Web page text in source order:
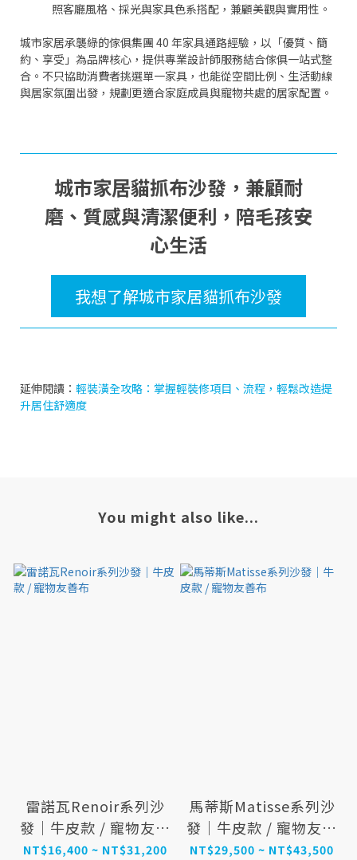
照客廳風格、採光與家具色系搭配，兼顧美觀與實用性。
城市家居承襲綠的傢俱集團 40 年家具通路經驗，以「優質、簡
約、享受」為品牌核心，提供專業設計師服務結合傢俱一站式整
合。不只協助消費者挑選單一家具，也能從空間比例、生活動線
與居家氛圍出發，規劃更適合家庭成員與寵物共處的居家配置。
城市家居貓抓布沙發，兼顧耐
磨、質感與清潔便利，陪毛孩安
心生活
我想了解城市家居貓抓布沙發
延伸閱讀： 輕裝潢全攻略：掌握輕裝修項目、流程，輕鬆改造提
升居住舒適度
You might also like...
雷諾瓦Renoir系列沙
發｜牛皮款 / 寵物友善
布
NT$16,400 ~ NT$31,200
馬蒂斯Matisse系列沙
發｜牛皮款 / 寵物友善
布
NT$29,500 ~ NT$43,500